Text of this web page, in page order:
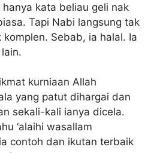
kata beliau geli nak
Tapi Nabi langsung tak
Sebab, ia halal. Ia
kurniaan Allah
yang patut dihargai dan
sekali-kali ianya dicela.
‘alaihi wasallam
contoh dan ikutan terbaik